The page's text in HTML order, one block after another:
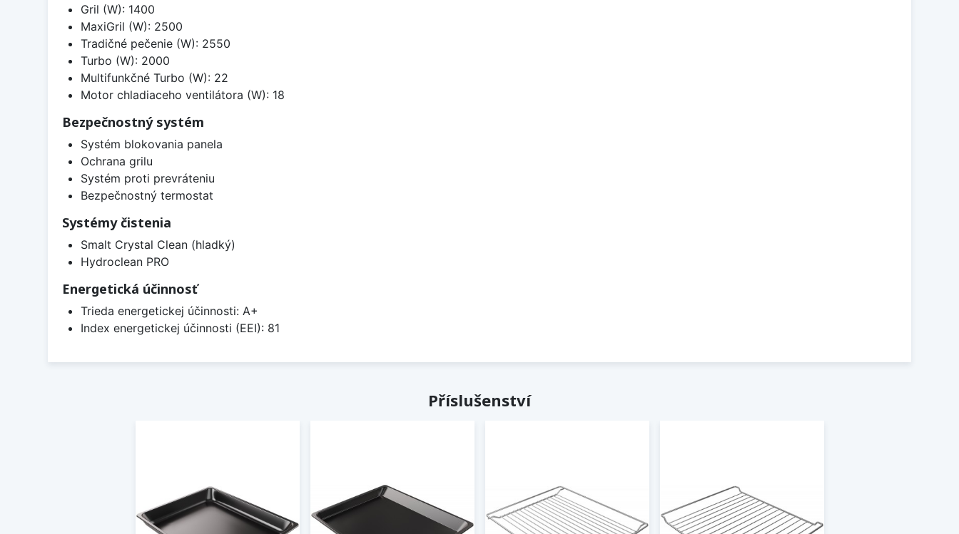
Gril (W): 1400
MaxiGril (W): 2500
Tradičné pečenie (W): 2550
Turbo (W): 2000
Multifunkčné Turbo (W): 22
Motor chladiaceho ventilátora (W): 18
Bezpečnostný systém
Systém blokovania panela
Ochrana grilu
Systém proti prevráteniu
Bezpečnostný termostat
Systémy čistenia
Smalt Crystal Clean (hladký)
Hydroclean PRO
Energetická účinnosť
Trieda energetickej účinnosti: A+
Index energetickej účinnosti (EEI): 81
Příslušenství